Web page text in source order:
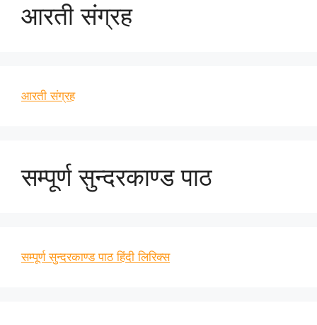
आरती संग्रह
आरती संग्रह
सम्पूर्ण सुन्दरकाण्ड पाठ
सम्पूर्ण सुन्दरकाण्ड पाठ हिंदी लिरिक्स